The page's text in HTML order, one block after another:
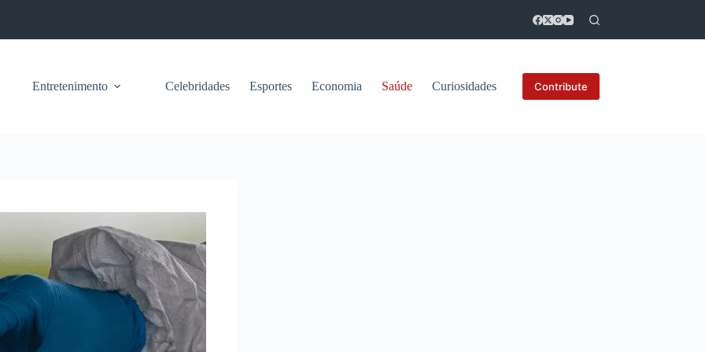
Entretenimento Celebridades Esportes Economia Saúde Curiosidades Contribute